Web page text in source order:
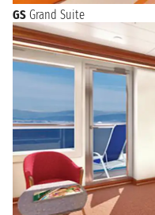
GS Grand Suite